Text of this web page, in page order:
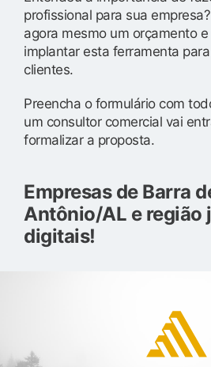
profissional para sua
agora mesmo um orçamento
implantar esta ferramenta
clientes.
Preencha o formulário com
um consultor comercial vai
formalizar a proposta.
Empresas de Barra
Antônio/AL e região
digitais!